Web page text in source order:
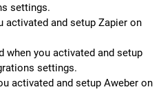
settings.
activated and setup Zapier on
when you activated and setup
settings.
activated and setup Aweber on